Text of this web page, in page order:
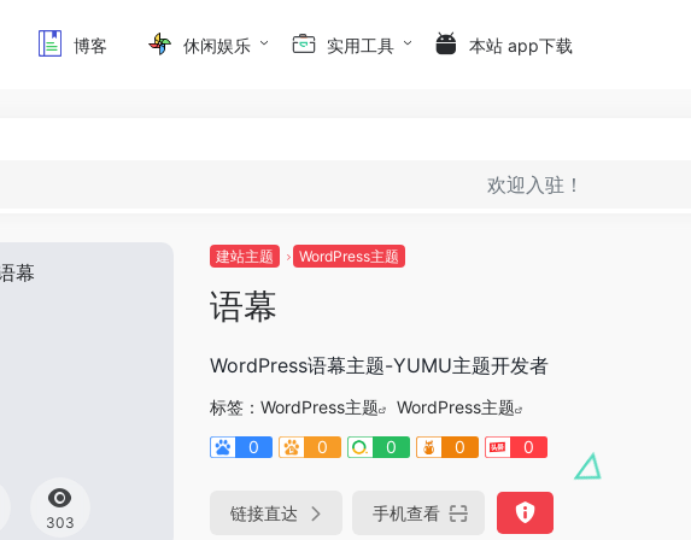
博客 休闲娱乐 实用工具 本站 app下载
欢迎入驻！
303
建站主题 WordPress主题
语幕
WordPress语幕主题-YUMU主题开发者
标签： WordPress主题
WordPress主题
0
0 0 0 0
链接直达 手机查看